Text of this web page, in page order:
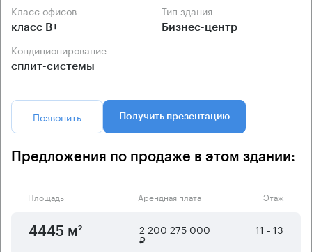
Класс офисов
класс B+
Тип здания
Бизнес-центр
Кондиционирование
сплит-системы
Позвонить Получить презентацию
Предложения по продаже в этом здании:
Площадь Арендная плата Этаж
4445 м² 2 200 275 000
₽
11 - 13